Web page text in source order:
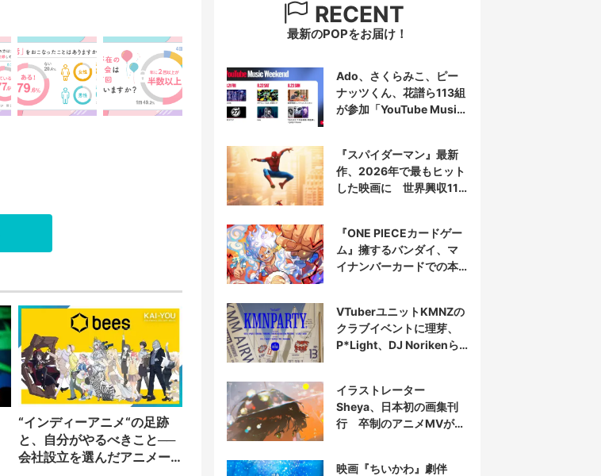
“インディーアニメ“の足跡
と、自分がやるべきこと──
会社設立を選んだアニメー
RECENT
最新のPOPをお届け！
Ado、さくらみこ、ピー
ナッツくん、花譜ら113組
が参加「YouTube Music
『スパイダーマン』最新
作、2026年で最もヒット
した映画に 世界興収11
『ONE PIECEカードゲー
ム』擁するバンダイ、マ
イナンバーカードでの本
VTuberユニットKMNZの
クラブイベントに理芽、
P*Light、DJ Norikenら
イラストレーター
Sheya、日本初の画集刊
行 卒制のアニメMVが話
映画『ちいかわ』劇伴